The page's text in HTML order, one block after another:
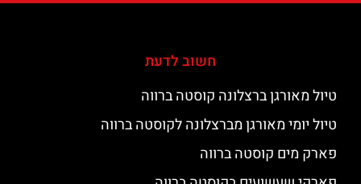
חשוב לדעת
טיול מאורגן ברצלונה קוסטה ברווה
טיול יומי מאורגן מברצלונה לקוסטה ברווה
פארק מים קוסטה ברווה